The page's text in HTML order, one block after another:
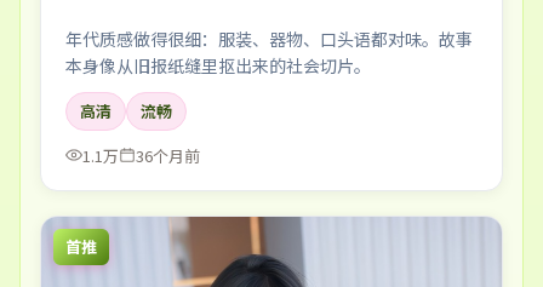
年代质感做得很细：服装、器物、口头语都对味。故事
本身像从旧报纸缝里抠出来的社会切片。
高清
流畅
1.1万
36个月前
首推